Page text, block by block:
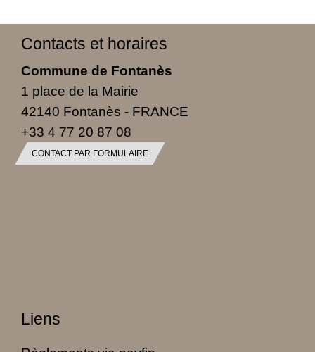
Contacts et horaires
Commune de Fontanès
1 place de la Mairie
42140 Fontanès - FRANCE
+33 4 77 20 87 08
CONTACT PAR FORMULAIRE
Liens